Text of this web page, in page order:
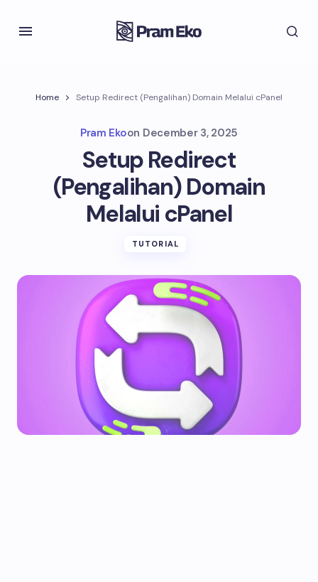
Home Setup Redirect (Pengalihan) Domain Melalui cPanel
Pram Ekoon December 3, 2025
Setup Redirect
(Pengalihan) Domain
Melalui cPanel
TUTORIAL